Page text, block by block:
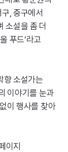
, 중구에서
소설을 좀 더
푸드’라고
향 소설가는
이야기를 눈과
이 행사를 찾아
이지